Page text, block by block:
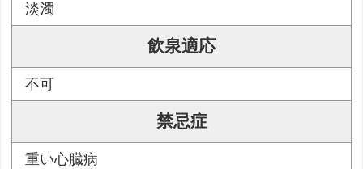
淡濁
飲泉適応
不可
禁忌症
重い心臓病